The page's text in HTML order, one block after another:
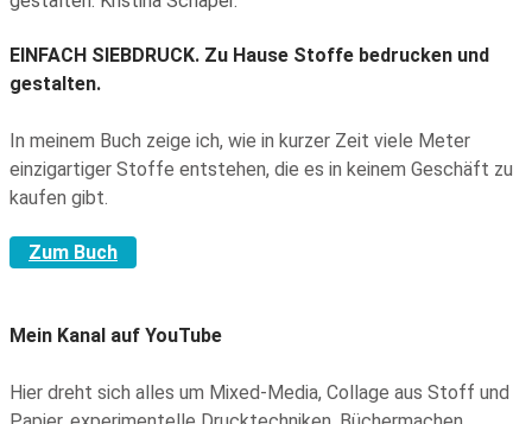
EINFACH SIEBDRUCK. Zu Hause Stoffe bedrucken und
gestalten.
In meinem Buch zeige ich, wie in kurzer Zeit viele Meter
einzigartiger Stoffe entstehen, die es in keinem Geschäft zu
kaufen gibt.
Zum Buch
Mein Kanal auf YouTube
Hier dreht sich alles um Mixed-Media, Collage aus Stoff und